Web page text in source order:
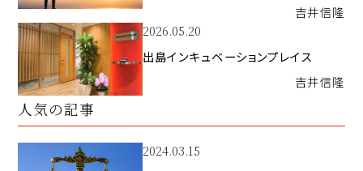
吉井信隆
2026.05.20
出島インキュベーションプレイス
吉井信隆
人気の記事
2024.03.15